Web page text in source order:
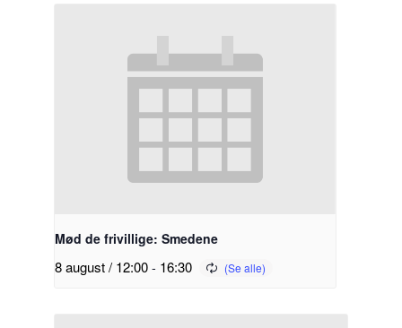
Mød de frivillige: Smedene
8 august / 12:00- 16:30